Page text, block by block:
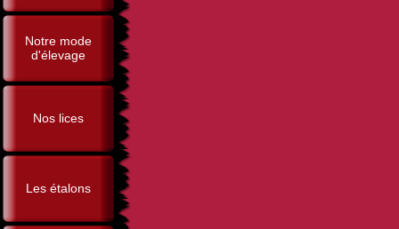
Notre mode
d'élevage
Nos lices
Les étalons